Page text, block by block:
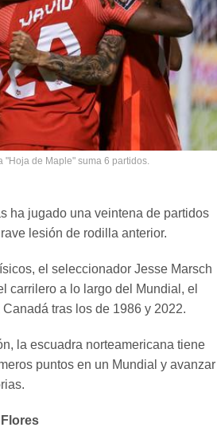
"Hoja de Maple" suma 6 partidos.
ha jugado una veintena de partidos
lesión de rodilla anterior.
el seleccionador Jesse Marsch
carrilero a lo largo del Mundial, el
tras los de 1986 y 2022.
la escuadra norteamericana tiene
puntos en un Mundial y avanzar